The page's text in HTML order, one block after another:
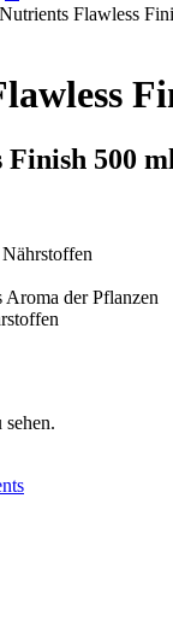
Flawless
Finish 500
Aroma der Pflanzen